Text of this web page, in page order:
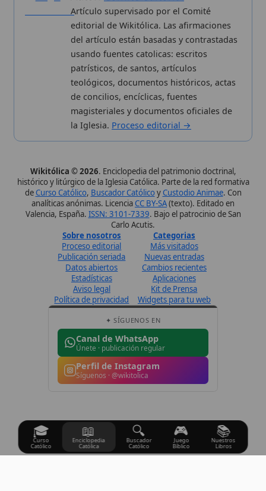
Wikitólica © 2026. Enciclopedia del patrimonio doctrinal,
histórico y litúrgico de la Iglesia Católica. Parte de la red formativa
Curso Católico,Buscador CatólicoyCustodio Animae. Con
analíticas anónimas. LicenciaCC BY-SA(texto). Editado en
Valencia, España.ISSN: 3101-7339. Bajo el patrocinio de San
Carlo Acutis.
Sobre nosotros
Proceso editorial
Publicación seriada
Datos abiertos
Estadísticas
Más visitados
Nuevas entradas
Cambios recientes
Aplicaciones
✦ SÍGUENOS EN
Canal de WhatsApp
Únete · publicación regular
Perfil de Instagram
Síguenos · @wikitolica